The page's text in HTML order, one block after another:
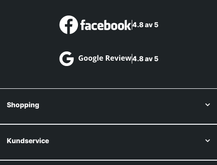
4.8 av 5
4.8 av 5
Shopping
Kundservice